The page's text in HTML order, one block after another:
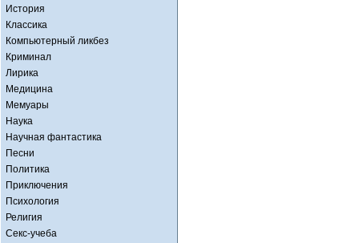
История
Классика
Компьютерный ликбез
Криминал
Лирика
Медицина
Мемуары
Наука
Научная фантастика
Песни
Политика
Приключения
Психология
Религия
Секс-учеба